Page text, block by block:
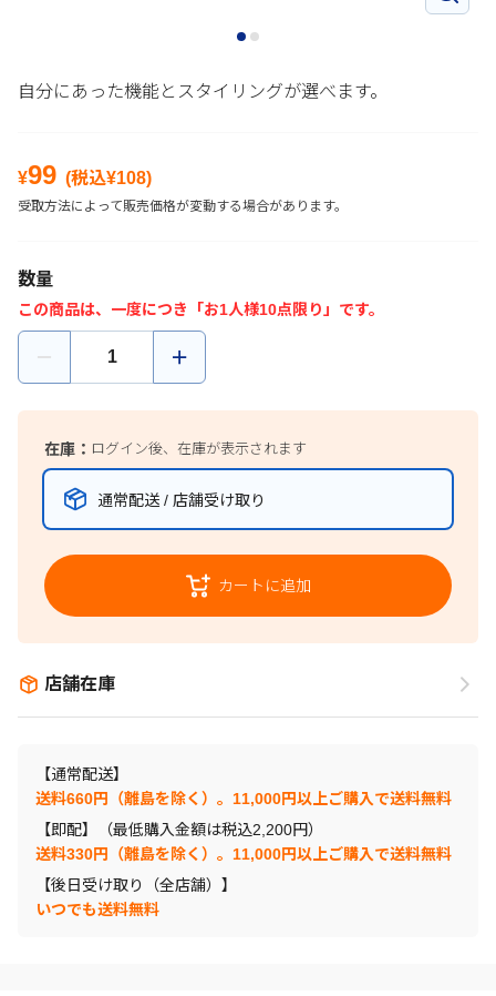
自分にあった機能とスタイリングが選べます。
¥99 (税込¥108)
受取方法によって販売価格が変動する場合があります。
数量
この商品は、一度につき「お1人様10点限り」です。
在庫： ログイン後、在庫が表示されます
通常配送 / 店舗受け取り
カートに追加
店舗在庫
【通常配送】
送料660円（離島を除く）。11,000円以上ご購入で送料無料
【即配】（最低購入金額は税込2,200円）
送料330円（離島を除く）。11,000円以上ご購入で送料無料
【後日受け取り（全店舗）】
いつでも送料無料